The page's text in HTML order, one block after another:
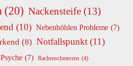
(20) Nackensteife (13)
(10) Nebenhöhlen Probleme (7)
(8) Notfallspunkt (11)
Psyche (7) Rachenschmerzen (4)